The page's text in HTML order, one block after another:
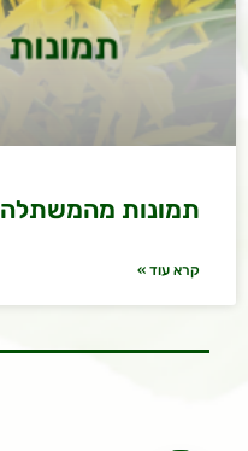
תמונות מהמשתלה
קרא עוד »